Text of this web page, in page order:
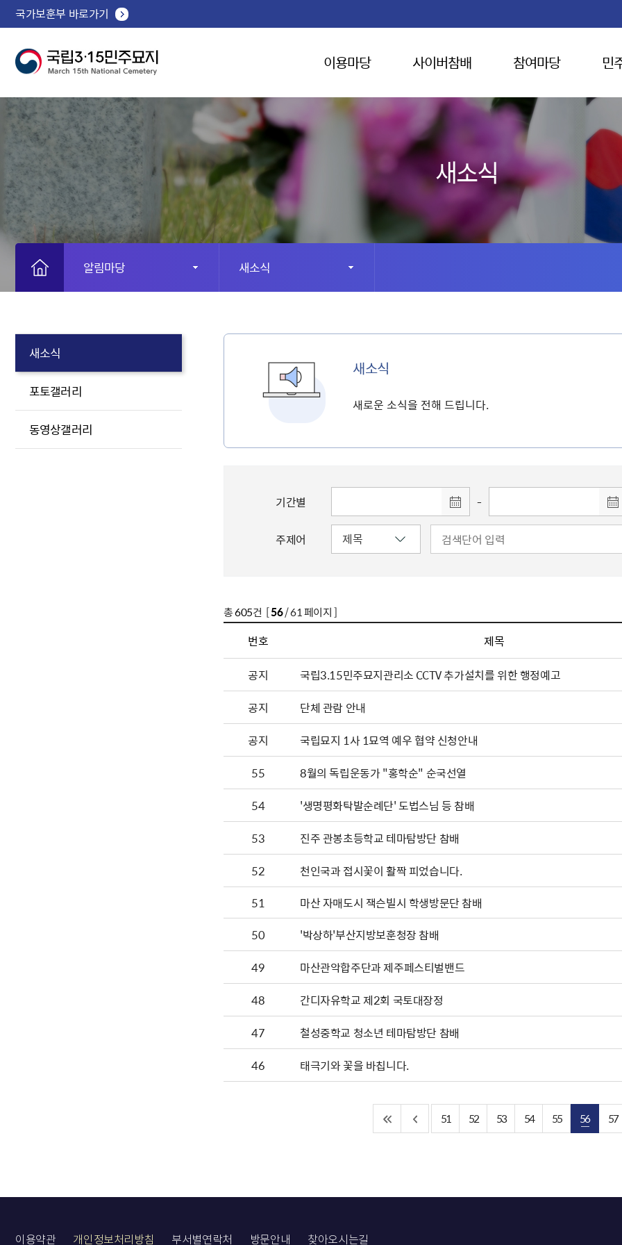
국가보훈부 바로가기
이용마당 사이버참배 참여마당 민
새소식
알림마당 새소식
새소식
포토갤러리
동영상갤러리
새소식
새로운 소식을 전해 드립니다.
기간별 -
주제어
총605건 [56/ 61 페이지 ]
번호 제목
공지
국립3.15민주묘지관리소 CCTV 추가설치를 위한 행정예고
공지
단체 관람 안내
공지
국립묘지 1사 1묘역 예우 협약 신청안내
55
8월의 독립운동가 "홍학순" 순국선열
54
'생명평화탁발순례단' 도법스님 등 참배
53
진주 관봉초등학교 테마탐방단 참배
52
천인국과 접시꽃이 활짝 피었습니다.
51
마산 자매도시 잭슨빌시 학생방문단 참배
50
'박상하'부산지방보훈청장 참배
49
마산관악합주단과 제주페스티벌밴드
48
간디자유학교 제2회 국토대장정
47
철성중학교 청소년 테마탐방단 참배
46
태극기와 꽃을 바칩니다.
51 52 53 54 55 56 57
이용약관 개인정보처리방침 부서별연락처 방문안내 찾아오시는길